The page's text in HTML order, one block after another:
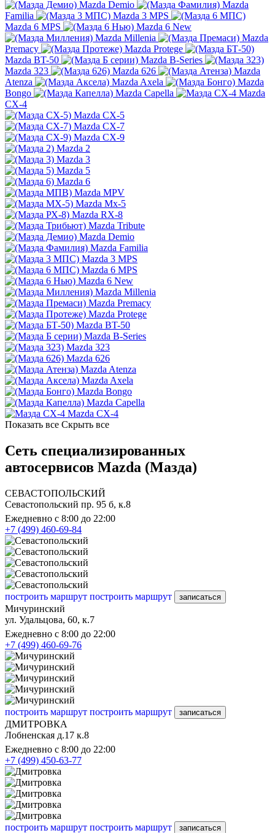
Mazda Demio
Mazda
Familia
Mazda 3 MPS
Mazda 6 MPS
Mazda 6 New
Mazda Millenia
Mazda
Premacy
Mazda Protege
Mazda BT-50
Mazda B-Series
Mazda 323
Mazda 626
Mazda
Atenza
Mazda Axela
Mazda
Bongo
Mazda Capella
Mazda
CX-4
Mazda CX-5
Mazda CX-7
Mazda CX-9
Mazda 2
Mazda 3
Mazda 5
Mazda 6
Mazda MPV
Mazda Mx-5
Mazda RX-8
Mazda Tribute
Mazda Demio
Mazda Familia
Mazda 3 MPS
Mazda 6 MPS
Mazda 6 New
Mazda Millenia
Mazda Premacy
Mazda Protege
Mazda BT-50
Mazda B-Series
Mazda 323
Mazda 626
Mazda Atenza
Mazda Axela
Mazda Bongo
Mazda Capella
Mazda CX-4
Показать все Скрыть все
Сеть специализированных
автосервисов Mazda (Мазда)
СЕВАСТОПОЛЬСКИЙ
Севастопольский пр. 95 б, к.8
Ежедневно с 8:00 до 22:00
+7 (499) 460-69-84
построить маршрут построить маршрут записаться
Мичуринский
ул. Удальцова, 60, к.7
Ежедневно с 8:00 до 22:00
+7 (499) 460-69-76
построить маршрут построить маршрут записаться
ДМИТРОВКА
Лобненская д.17 к.8
Ежедневно с 8:00 до 22:00
+7 (499) 450-63-77
построить маршрут построить маршрут записаться